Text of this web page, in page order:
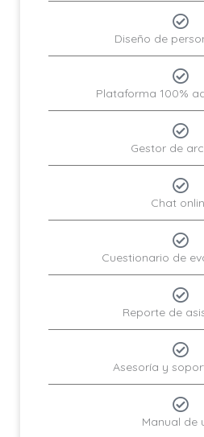
Diseño de
Plataforma 100%
Gestor de
Chat
Cuestionario de
Reporte de
Asesoría y
Manual de